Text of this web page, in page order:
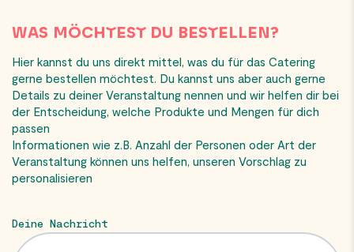
WAS MÖCHTEST DU BESTELLEN?
Hier kannst du uns direkt mittel, was du für das Catering
gerne bestellen möchtest. Du kannst uns aber auch gerne
Details zu deiner Veranstaltung nennen und wir helfen dir bei
der Entscheidung, welche Produkte und Mengen für dich
passen
Informationen wie z.B. Anzahl der Personen oder Art der
Veranstaltung können uns helfen, unseren Vorschlag zu
personalisieren
Deine Nachricht